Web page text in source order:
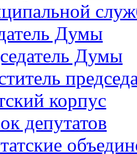
Думы
Думы
корпус
депутатов